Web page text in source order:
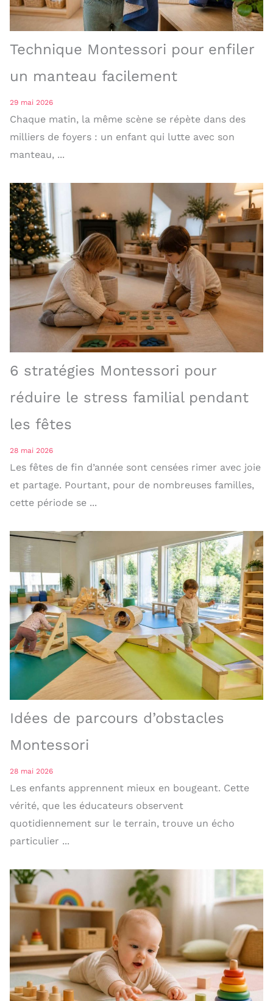
Technique Montessori pour enfiler
un manteau facilement
29 mai 2026
Chaque matin, la même scène se répète dans des
milliers de foyers : un enfant qui lutte avec son
manteau, ...
6 stratégies Montessori pour
réduire le stress familial pendant
les fêtes
28 mai 2026
Les fêtes de fin d’année sont censées rimer avec joie
et partage. Pourtant, pour de nombreuses familles,
cette période se ...
Idées de parcours d’obstacles
Montessori
28 mai 2026
Les enfants apprennent mieux en bougeant. Cette
vérité, que les éducateurs observent
quotidiennement sur le terrain, trouve un écho
particulier ...